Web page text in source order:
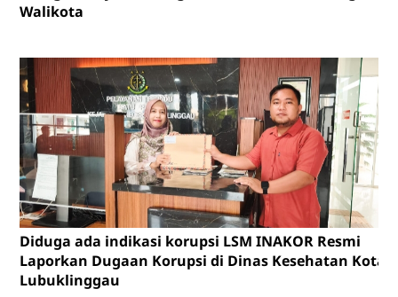
Walikota
Diduga ada indikasi korupsi LSM INAKOR Resmi
Laporkan Dugaan Korupsi di Dinas Kesehatan Kota
Lubuklinggau